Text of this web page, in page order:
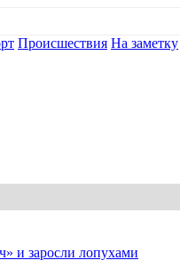
Происшествия На заметку
и заросли лопухами